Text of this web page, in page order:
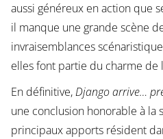
aussi généreux en action que
il manque une grande scène
invraisemblances
elles font partie du charme de
En définitive,Django arrive…
une conclusion honorable à la
principaux apports résident